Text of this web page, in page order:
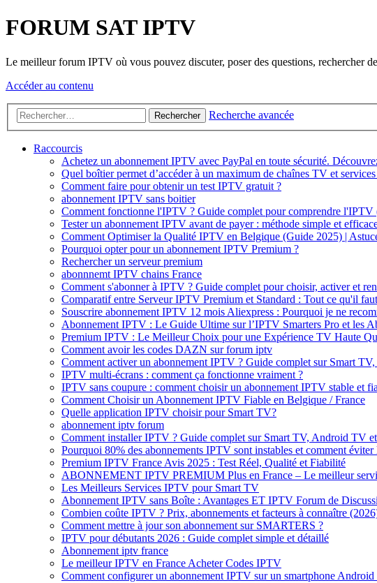
FORUM SAT IPTV
Le meilleur forum IPTV où vous pouvez discuter, poser des questions, rechercher
Accéder au contenu
Rechercher Recherche avancée
Raccourcis
Achetez un abonnement IPTV avec PayPal en toute sécurité.
Quel boîtier permet d’accéder à un maximum de chaînes TV et
Comment faire pour obtenir un test IPTV gratuit ?
abonnement IPTV sans boitier
Comment fonctionne l'IPTV ? Guide complet pour comprendre l'IPTV
Tester un abonnement IPTV avant de payer : méthode simple et
Comment Optimiser la Qualité IPTV en Belgique (Guide 2025) |
Pourquoi opter pour un abonnement IPTV Premium ?
Rechercher un serveur premium
abonnnemt IPTV chains France
Comment s'abonner à IPTV ? Guide complet pour choisir, activer et
Comparatif entre Serveur IPTV Premium et Standard : Tout ce qu'il
Souscrire abonnement IPTV 12 mois Aliexpress : Pourquoi je ne
Abonnement IPTV : Le Guide Ultime sur l’IPTV Smarters Pro et les
Premium IPTV : Le Meilleur Choix pour une Expérience TV Haute
Comment avoir les codes DAZN sur forum iptv
Comment activer un abonnement IPTV ? Guide complet sur Smart
IPTV multi-écrans : comment ça fonctionne vraiment ?
IPTV sans coupure : comment choisir un abonnement IPTV stable et
Comment Choisir un Abonnement IPTV Fiable en Belgique / France
Quelle application IPTV choisir pour Smart TV?
abonnement iptv forum
Comment installer IPTV ? Guide complet sur Smart TV, Android TV
Pourquoi 80% des abonnements IPTV sont instables et comment éviter
Premium IPTV France Avis 2025 : Test Réel, Qualité et Fiabilité
ABONNEMENT IPTV PREMIUM Plus en France – Le meilleur
Les Meilleurs Services IPTV pour Smart TV
Abonnement IPTV sans Boîte : Avantages ET IPTV Forum de
Combien coûte IPTV ? Prix, abonnements et facteurs à connaître
Comment mettre à jour son abonnement sur SMARTERS ?
IPTV pour débutants 2026 : Guide complet simple et détaillé
Abonnement iptv france
Le meilleur IPTV en France Acheter Codes IPTV
Comment configurer un abonnement IPTV sur un smartphone Android